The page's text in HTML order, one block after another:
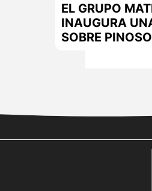
EL GRUPO
INAUGURA
SOBRE PINOSO